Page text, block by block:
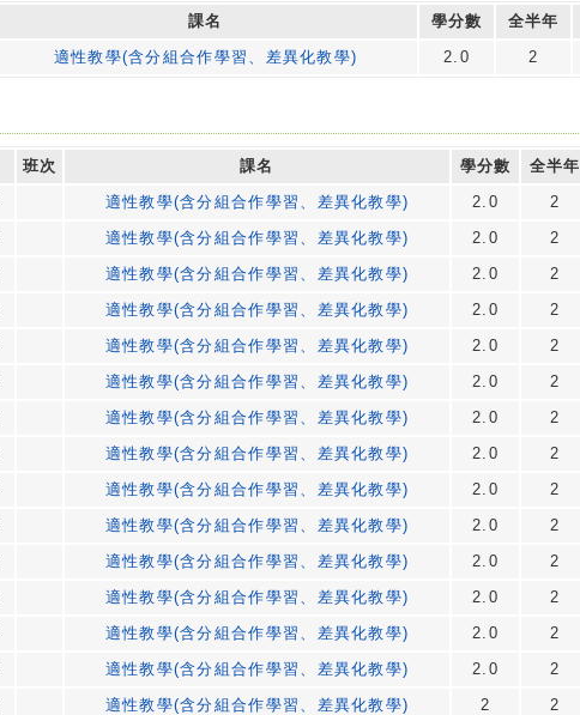
課名 學分數 全半年
適性教學(含分組合作學習、差異化教學) 2.0 2
班次 課名 學分數 全半年
適性教學(含分組合作學習、差異化教學) 2.0 2
適性教學(含分組合作學習、差異化教學) 2.0 2
適性教學(含分組合作學習、差異化教學) 2.0 2
適性教學(含分組合作學習、差異化教學) 2.0 2
適性教學(含分組合作學習、差異化教學) 2.0 2
適性教學(含分組合作學習、差異化教學) 2.0 2
適性教學(含分組合作學習、差異化教學) 2.0 2
適性教學(含分組合作學習、差異化教學) 2.0 2
適性教學(含分組合作學習、差異化教學) 2.0 2
適性教學(含分組合作學習、差異化教學) 2.0 2
適性教學(含分組合作學習、差異化教學) 2.0 2
適性教學(含分組合作學習、差異化教學) 2.0 2
適性教學(含分組合作學習、差異化教學) 2.0 2
適性教學(含分組合作學習、差異化教學) 2.0 2
適性教學(含分組合作學習、差異化教學) 2 2